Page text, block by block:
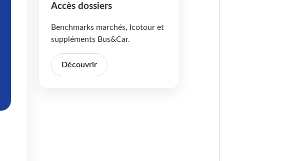
Accès dossiers
Benchmarks marchés, Icotour et
suppléments Bus&Car.
Découvrir